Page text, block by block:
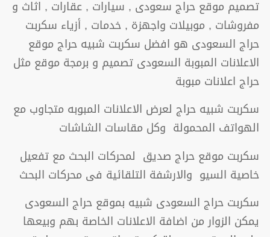
تصميم موقع حراج سعودى , سيارات , عقارات , اثاث و
مفروشات , موبيلات واجهزة , خدمات , أزياء سكربت
حراج السعودى هو افضل سكربت شبيه حراج موقع
الاعلانات المبوبة السعودى تصميم و برمجة موقع مثل
حراج اعلانات مبوبة
سكربت شبيه حراج لعرض الاعلانات المبوبه متجاوب مع
الهواتف المحمولة وكل مقاسات الشاشات
سكربت موقع حراج صديق لمحركات البحث مع تفعيل
خاصية السيو والارشفة التلقائية فى محركات البحث
سكربت حراج السعودى شبيه بموقع حراج السعودى
يمكن الزوار من اضافة الاعلانات الخاصة بهم وبيعها